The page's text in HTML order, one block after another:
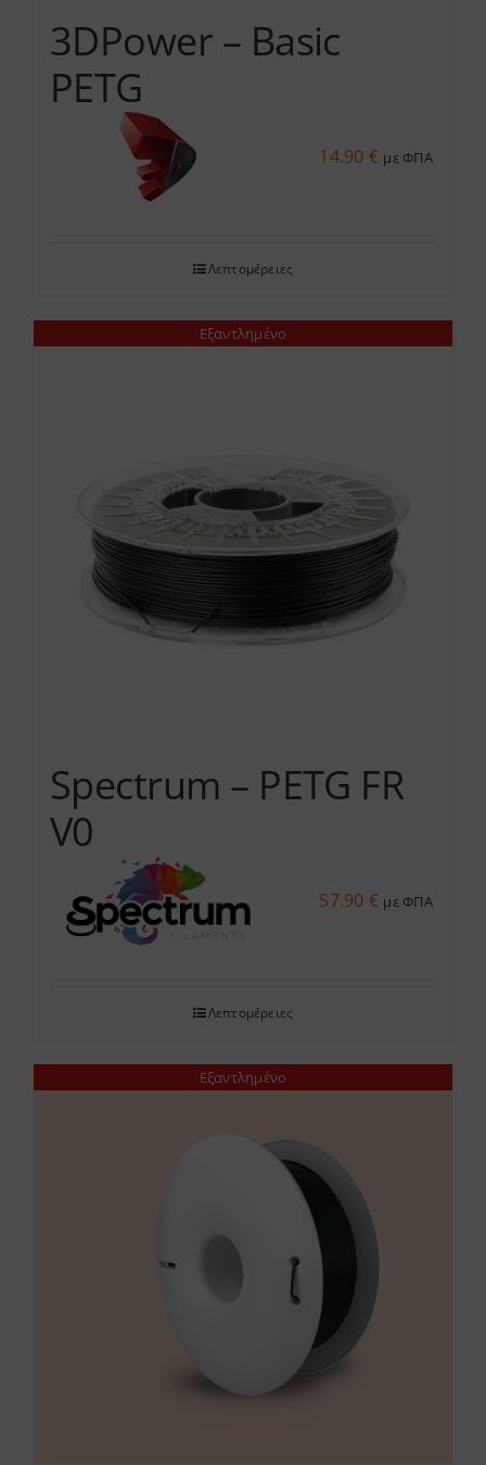
προϊόντος
3DPower – Basic
PETG
14.90 € με ΦΠΑ
Λεπτομέρειες
Εξαντλημένο
Spectrum – PETG FR
V0
57.90 € με ΦΠΑ
Λεπτομέρειες
Εξαντλημένο